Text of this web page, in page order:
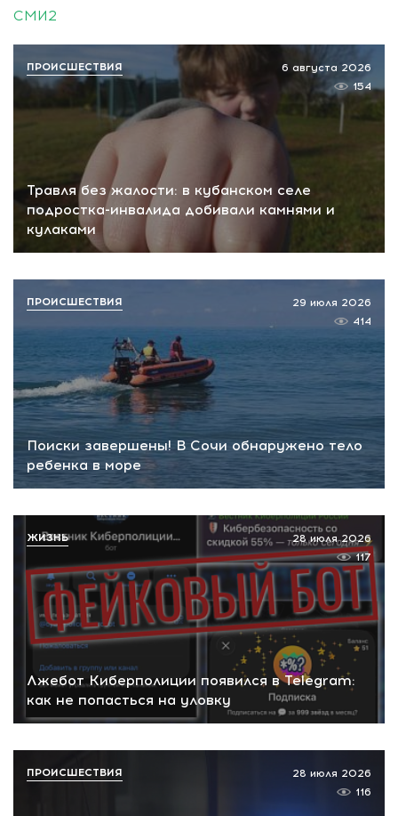
СМИ2
Травля без жалости: в кубанском селе
подростка-инвалида добивали камнями и
кулаками
6 августа 2026
154
ПРОИСШЕСТВИЯ
Поиски завершены! В Сочи обнаружено тело
ребенка в море
29 июля 2026
414
ПРОИСШЕСТВИЯ
Лжебот Киберполиции появился в Telegram:
как не попасться на уловку
28 июля 2026
117
ЖИЗНЬ
28 июля 2026
116
ПРОИСШЕСТВИЯ